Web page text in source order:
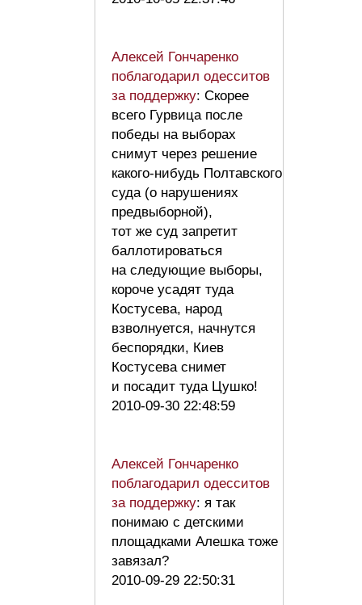
Алексей Гончаренко
поблагодарил одесситов
за поддержку: Скорее
всего Гурвица после
победы на выборах
снимут через решение
какого-нибудь Полтавского
суда (о нарушениях
предвыборной),
тот же суд запретит
баллотироваться
на следующие выборы,
короче усадят туда
Костусева, народ
взволнуется, начнутся
беспорядки, Киев
Костусева снимет
и посадит туда Цушко!
2010-09-30 22:48:59
Алексей Гончаренко
поблагодарил одесситов
за поддержку: я так
понимаю с детскими
площадками Алешка тоже
завязал?
2010-09-29 22:50:31